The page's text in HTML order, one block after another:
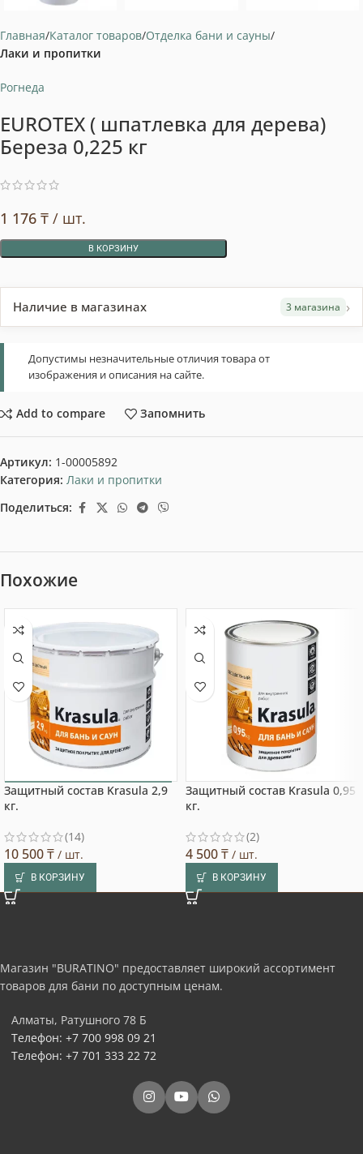
Главная Каталог товаров Отделка бани и сауны
Лаки и пропитки
Рогнеда
EUROTEX ( шпатлевка для дерева)
Береза 0,225 кг
1 176 ₸ / шт.
В КОРЗИНУ
Наличие в магазинах 3 магазина ›
Допустимы незначительные отличия товара от
изображения и описания на сайте.
Add to compare Запомнить
Артикул: 1-00005892
Категория: Лаки и пропитки
Поделиться:
Похожие
Выбор покупателя
Защитный состав Krasula 2,9
кг.
(14)
10 500₸ / шт.
В КОРЗИНУ
Защитный состав Krasula 0,95
кг.
(2)
4 500₸ / шт.
В КОРЗИНУ
Магазин "BURATINO" предоставляет широкий ассортимент
товаров для бани по доступным ценам.
Алматы, Ратушного 78 Б
Телефон: +7 700 998 09 21
Телефон: +7 701 333 22 72